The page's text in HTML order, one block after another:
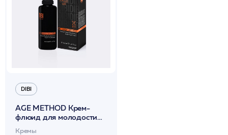
DIBI
AGE METHOD Крем-
флюид для молодости
кожи 50 мл /DIBI
Кремы